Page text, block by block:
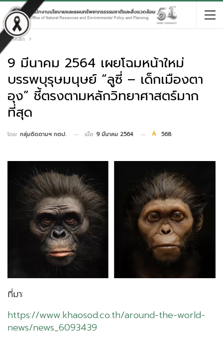
หน้าหลัก
9 มีนาคม 2564 เผยโฉมหน้าใหม่
บรรพบุรุษมนุษย์ “ลูซี่ – เด็กเมืองตา
อุง” ชี้ตรงตามหลักวิทยาศาสตร์มาก
ที่สุด
โดย กลุ่มติดตามฯ กตป. เมื่อ 9 มีนาคม 2564 568
ที่มา:
https://www.khaosod.co.th/around-the-world-
news/news_6093439